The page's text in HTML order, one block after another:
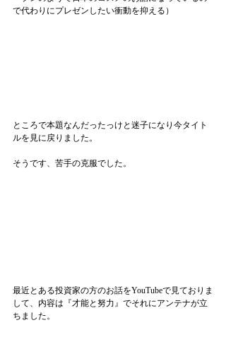
で代わりにプレゼンしたい衝動を抑える）
ところで本題なんだったっけと迷子になり今タイト
ルを見に戻りました。
そうです、苦手の克服でした。
最近とある投資家の方のお話をYouTubeで見ておりま
して、内容は『才能と努力』でそれにアンテナが立
ちました。